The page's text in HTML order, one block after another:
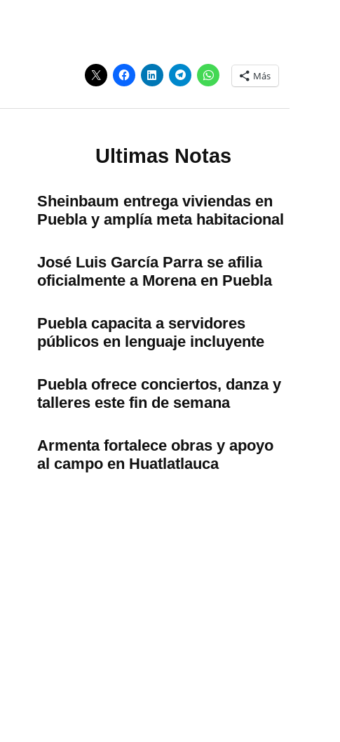
Más
Ultimas Notas
Sheinbaum entrega viviendas en
Puebla y amplía meta habitacional
José Luis García Parra se afilia
oficialmente a Morena en Puebla
Puebla capacita a servidores
públicos en lenguaje incluyente
Puebla ofrece conciertos, danza y
talleres este fin de semana
Armenta fortalece obras y apoyo
al campo en Huatlatlauca